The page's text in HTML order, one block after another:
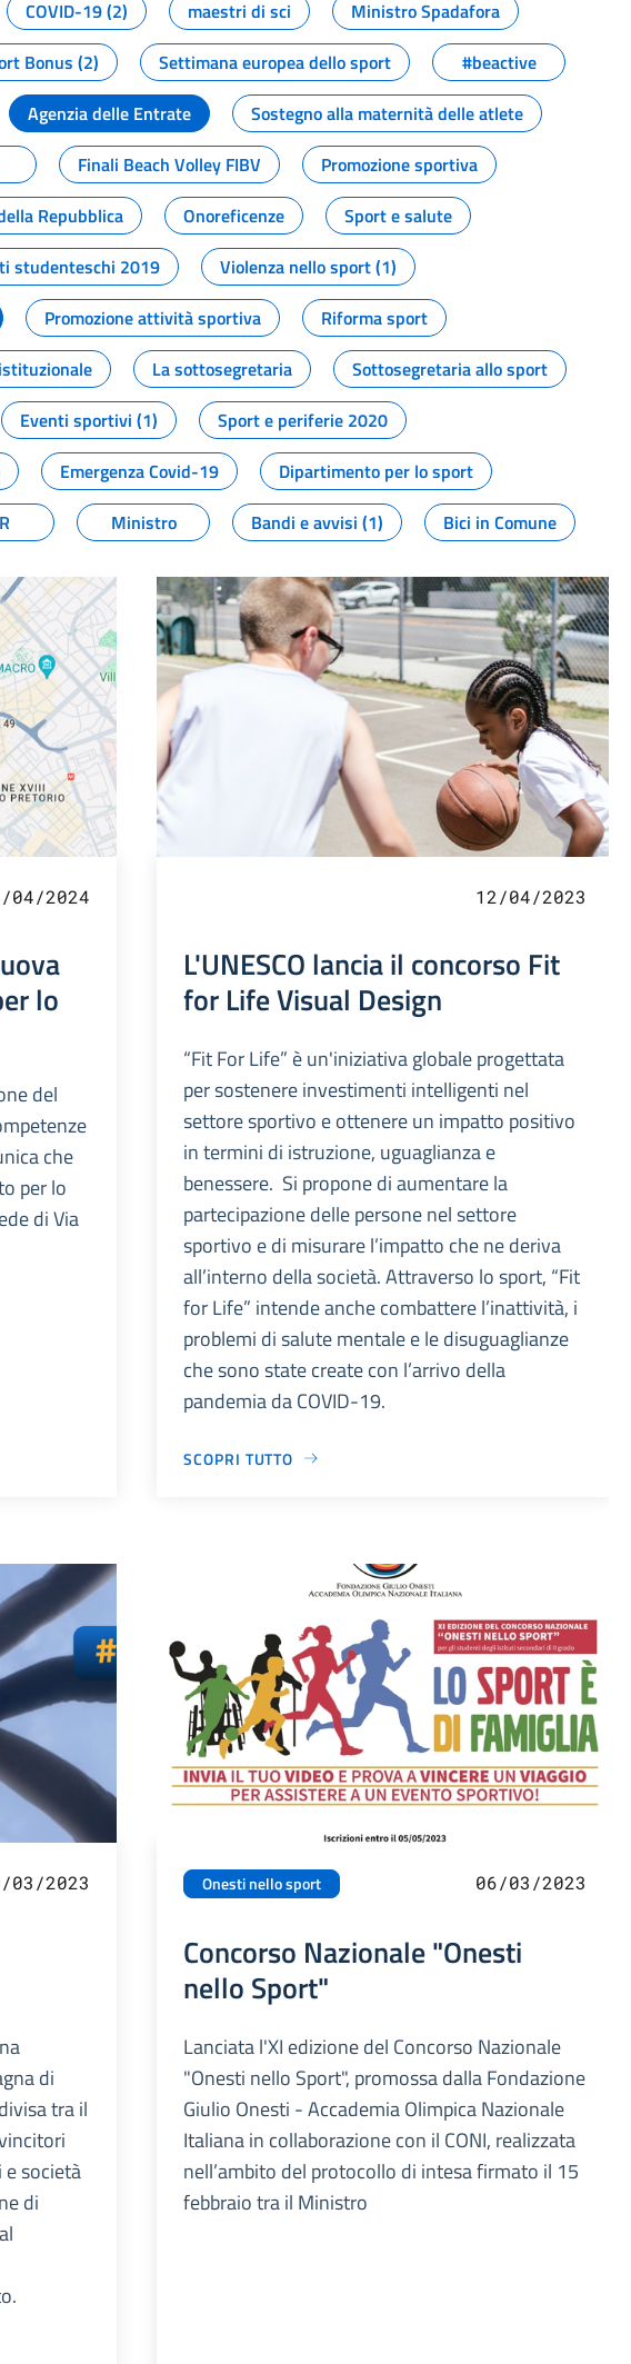
COVID-19 (2) maestri di sci
Ministro Spadafora
Bonus (2) Settimana europea dello sport
#beactive
Agenzia delle Entrate
Sostegno alla maternità delle atlete
Finali Beach Volley FIBV
Promozione sportiva
Repubblica Onoreficenze
Sport e salute
studenteschi 2019
Violenza nello sport (1)
Promozione attività sportiva
Riforma sport
La sottosegretaria
Sottosegretaria allo sport
Eventi sportivi (1)
Sport e periferie 2020
Emergenza Covid-19
Dipartimento per lo sport
Ministro Bandi e avvisi (1) Bici in Comune
04/2024
lo
del
che
per lo
di Via
12/04/2023
L'UNESCO lancia il concorso Fit
for Life Visual Design
“Fit For Life” è un'iniziativa globale progettata
per sostenere investimenti intelligenti nel
settore sportivo e ottenere un impatto positivo
in termini di istruzione, uguaglianza e
benessere. Si propone di aumentare la
partecipazione delle persone nel settore
sportivo e di misurare l’impatto che ne deriva
all’interno della società. Attraverso lo sport, “Fit
for Life” intende anche combattere l’inattività, i
problemi di salute mentale e le disuguaglianze
che sono state create con l’arrivo della
pandemia da COVID-19.
SCOPRI TUTTO
03/2023
di
tra il
e società
di
Onesti nello sport 06/03/2023
Concorso Nazionale "Onesti
nello Sport"
Lanciata l'XI edizione del Concorso Nazionale
"Onesti nello Sport", promossa dalla Fondazione
Giulio Onesti - Accademia Olimpica Nazionale
Italiana in collaborazione con il CONI, realizzata
nell’ambito del protocollo di intesa firmato il 15
febbraio tra il Ministro